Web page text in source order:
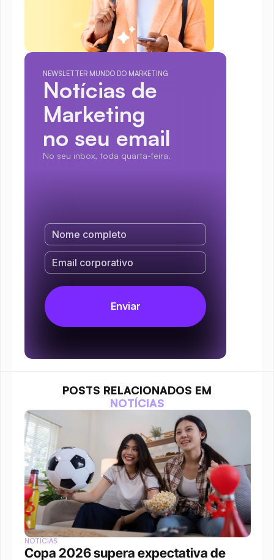
NEWSLETTER MUNDO DO MARKETING
Notícias de
Marketing
no seu email
No seu inbox, toda quarta-feira.
POSTS RELACIONADOS EM
NOTÍCIAS
NOTÍCIAS
Copa 2026 supera expectativa de